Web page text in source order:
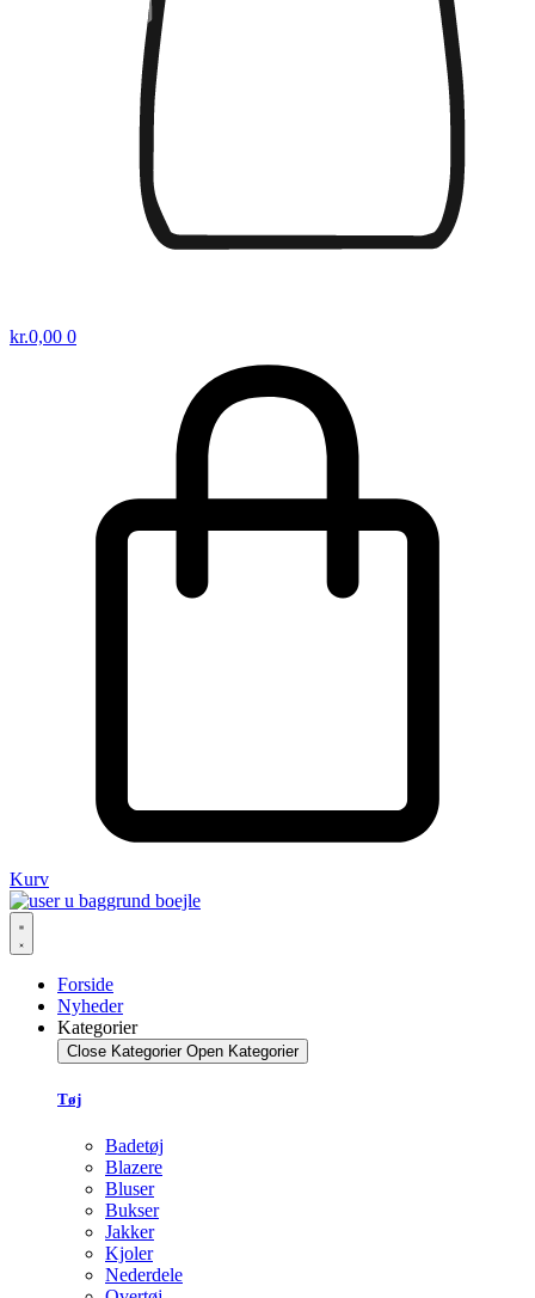
kr.0,00 0
Kurv
Forside
Nyheder
Kategorier
Close Kategorier Open Kategorier
Tøj
Badetøj
Blazere
Bluser
Bukser
Jakker
Kjoler
Nederdele